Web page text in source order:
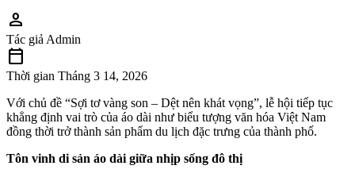
person
Tác giả Admin
calendar_today
Thời gian Tháng 3 14, 2026
Với chủ đề “Sợi tơ vàng son – Dệt nên khát vọng”, lễ hội tiếp tục
khẳng định vai trò của áo dài như biểu tượng văn hóa Việt Nam
đồng thời trở thành sản phẩm du lịch đặc trưng của thành phố.
Tôn vinh di sản áo dài giữa nhịp sống đô thị